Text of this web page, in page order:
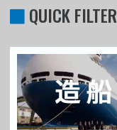
QUICK FILTER